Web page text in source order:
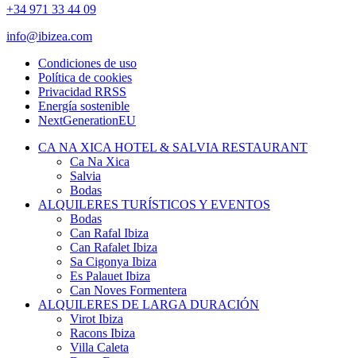
+34 971 33 44 09
info@ibizea.com
Condiciones de uso
Política de cookies
Privacidad RRSS
Energía sostenible
NextGenerationEU
CA NA XICA HOTEL & SALVIA RESTAURANT
Ca Na Xica
Salvia
Bodas
ALQUILERES TURÍSTICOS Y EVENTOS
Bodas
Can Rafal Ibiza
Can Rafalet Ibiza
Sa Cigonya Ibiza
Es Palauet Ibiza
Can Noves Formentera
ALQUILERES DE LARGA DURACIÓN
Virot Ibiza
Racons Ibiza
Villa Caleta